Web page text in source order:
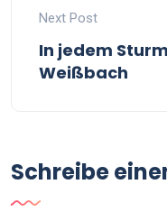
Next Post
In jedem
Weißbach
Schreibe